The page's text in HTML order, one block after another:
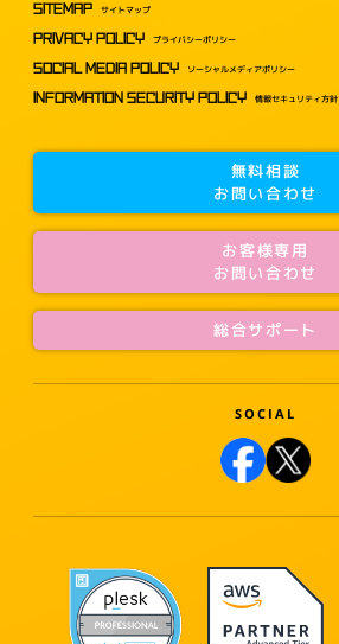
SITEMAP サイトマップ
PRIVACY POLICY プライバシーポリシー
SOCIAL MEDIA POLICY ソーシャルメディアポリシー
INFORMATION SECURITY POLICY 情報セキュリティ方針
無料相談
お問い合わせ
お客様専用
お問い合わせ
総合サポート